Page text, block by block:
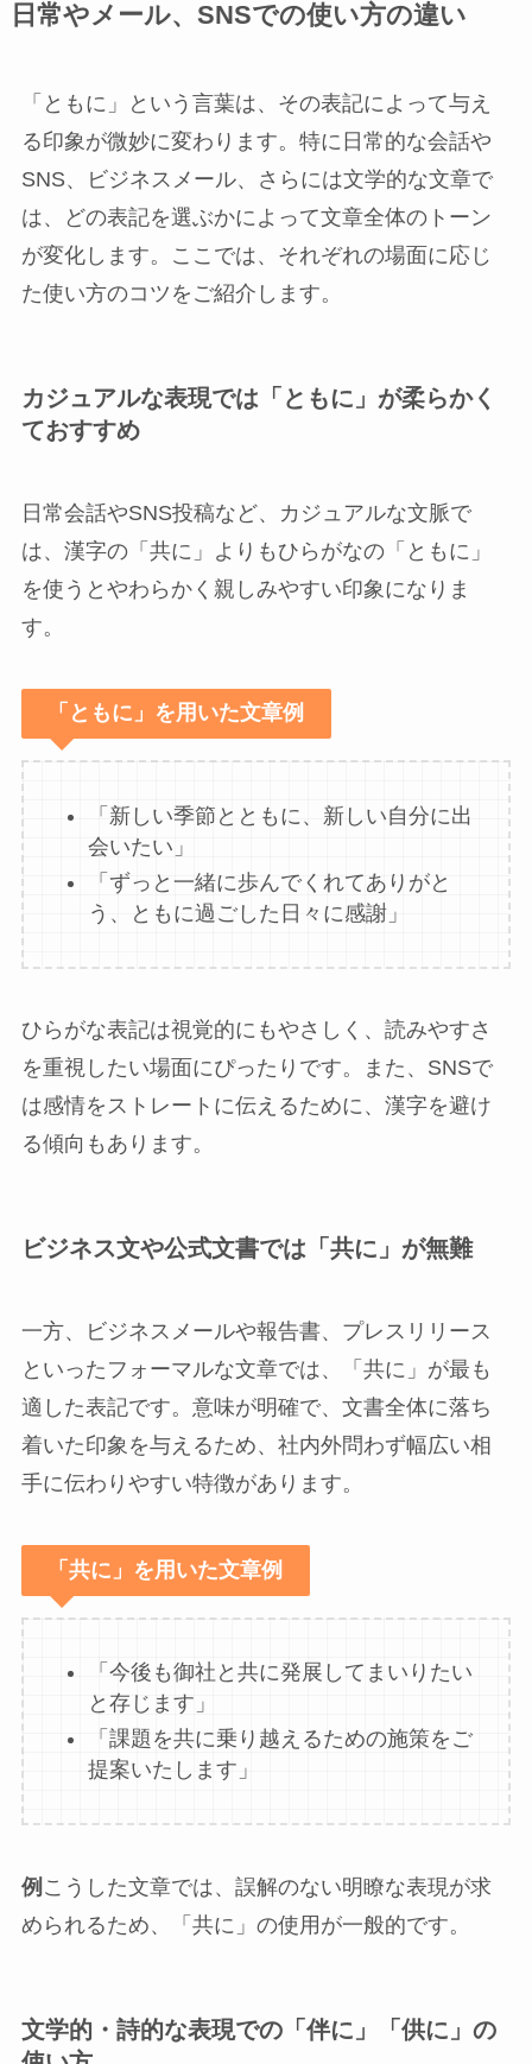
日常やメール、SNSでの使い方の違い
「ともに」という言葉は、その表記によって与え
る印象が微妙に変わります。特に日常的な会話や
SNS、ビジネスメール、さらには文学的な文章で
は、どの表記を選ぶかによって文章全体のトーン
が変化します。ここでは、それぞれの場面に応じ
た使い方のコツをご紹介します。
カジュアルな表現では「ともに」が柔らかく
ておすすめ
日常会話やSNS投稿など、カジュアルな文脈で
は、漢字の「共に」よりもひらがなの「ともに」
を使うとやわらかく親しみやすい印象になりま
す。
「ともに」を用いた文章例
「新しい季節とともに、新しい自分に出
会いたい」
「ずっと一緒に歩んでくれてありがと
う、ともに過ごした日々に感謝」
ひらがな表記は視覚的にもやさしく、読みやすさ
を重視したい場面にぴったりです。また、SNSで
は感情をストレートに伝えるために、漢字を避け
る傾向もあります。
ビジネス文や公式文書では「共に」が無難
一方、ビジネスメールや報告書、プレスリリース
といったフォーマルな文章では、「共に」が最も
適した表記です。意味が明確で、文書全体に落ち
着いた印象を与えるため、社内外問わず幅広い相
手に伝わりやすい特徴があります。
「共に」を用いた文章例
「今後も御社と共に発展してまいりたい
と存じます」
「課題を共に乗り越えるための施策をご
提案いたします」
例 こうした文章では、誤解のない明瞭な表現が求
められるため、「共に」の使用が一般的です。
文学的・詩的な表現での「伴に」「供に」の